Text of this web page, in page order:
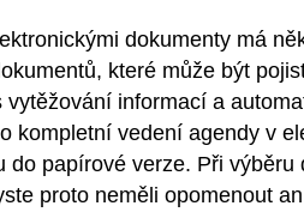
dokumenty má
které může být
vytěžování informací a
kompletní vedení agendy v
do papírové verze. Při výběru
proto neměli opomenout